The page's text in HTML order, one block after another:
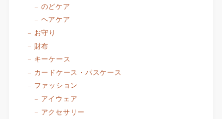
のどケア
ヘアケア
お守り
財布
キーケース
カードケース・パスケース
ファッション
アイウェア
アクセサリー